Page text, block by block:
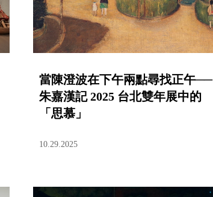
當陳澄波在下午兩點尋找正午──
朱嘉漢記 2025 台北雙年展中的
「思慕」
10.29.2025